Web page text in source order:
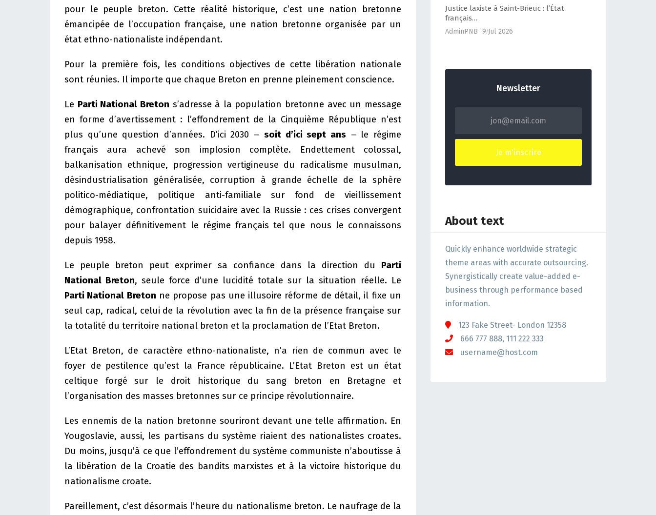
pour le peuple breton. Cette réalité historique, c’est une nation bretonne
émancipée de l’occupation française, une nation bretonne organisée par un
état ethno-nationaliste indépendant.
Pour la première fois, les conditions objectives de cette libération nationale
sont réunies. Il importe que chaque Breton en prenne pleinement conscience.
Le Parti National Breton s’adresse à la population bretonne avec un message
en forme d’avertissement : l’effondrement de la Cinquième République n’est
plus qu’une question d’années. D’ici 2030 – soit d’ici sept ans – le régime
français aura achevé son implosion complète. Endettement colossal,
balkanisation ethnique, progression vertigineuse du radicalisme musulman,
désindustrialisation généralisée, corruption à grande échelle de la sphère
politico-médiatique, politique anti-familiale sur fond de vieillissement
démographique, confrontation suicidaire avec la Russie : ces crises convergent
pour balayer définitivement le régime français tel que nous le connaissons
depuis 1958.
Le peuple breton peut exprimer sa confiance dans la direction du Parti
National Breton, seule force d’une lucidité totale sur la situation réelle. Le
Parti National Breton ne propose pas une illusoire réforme de détail, il fixe un
seul cap, radical, celui de la révolution avec la fin de la présence française sur
la totalité du territoire national breton et la proclamation de l’Etat Breton.
L’Etat Breton, de caractère ethno-nationaliste, n’a rien de commun avec le
foyer de pestilence qu’est la France républicaine. L’Etat Breton est un état
celtique forgé sur le droit historique du sang breton en Bretagne et
l’organisation des masses bretonnes sur ce principe révolutionnaire.
Les ennemis de la nation bretonne souriront devant une telle affirmation. En
Yougoslavie, aussi, les partisans du système riaient des nationalistes croates.
Du moins, jusqu’à ce que l’effondrement du système communiste n’aboutisse à
la libération de la Croatie des bandits marxistes et à la victoire historique du
nationalisme croate.
Pareillement, c’est désormais l’heure du nationalisme breton. Le naufrage de la
Justice laxiste à Saint-Brieuc : l’État
français…
AdminPNB 9 Jul 2026
Newsletter
About text
Quickly enhance worldwide strategic
theme areas with accurate outsourcing.
Synergistically create value-added e-
business through performance based
information.
123 Fake Street- London 12358
666 777 888, 111 222 333
username@host.com